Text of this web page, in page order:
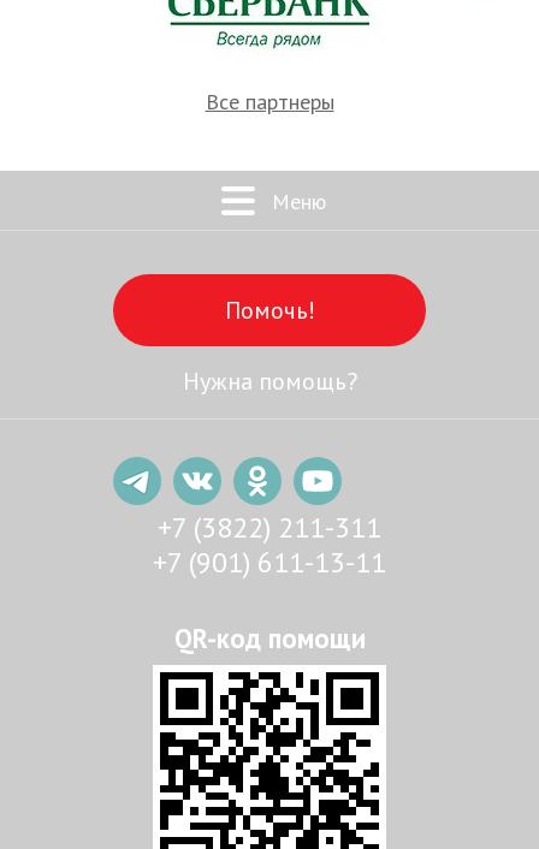
Все партнеры
Меню
Помочь!
Нужна помощь?
+7 (3822) 211-311
+7 (901) 611-13-11